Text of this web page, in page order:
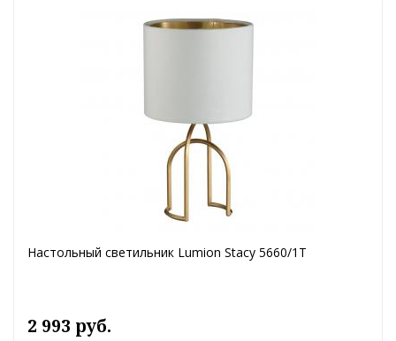
Настольный светильник Lumion Stacy 5660/1T
2 993 руб.